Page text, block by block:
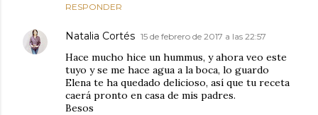
RESPONDER
Natalia Cortés 15 de febrero de 2017 a las 22:57
Hace mucho hice un hummus, y ahora veo este
tuyo y se me hace agua a la boca, lo guardo
Elena te ha quedado delicioso, así que tu receta
caerá pronto en casa de mis padres.
Besos